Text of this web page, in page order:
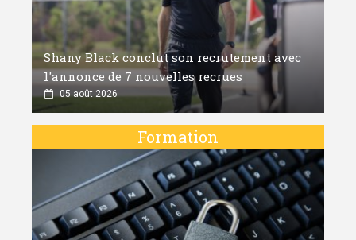
Shany Black conclut son recrutement avec
l'annonce de 7 nouvelles recrues
05 août 2026
Formation